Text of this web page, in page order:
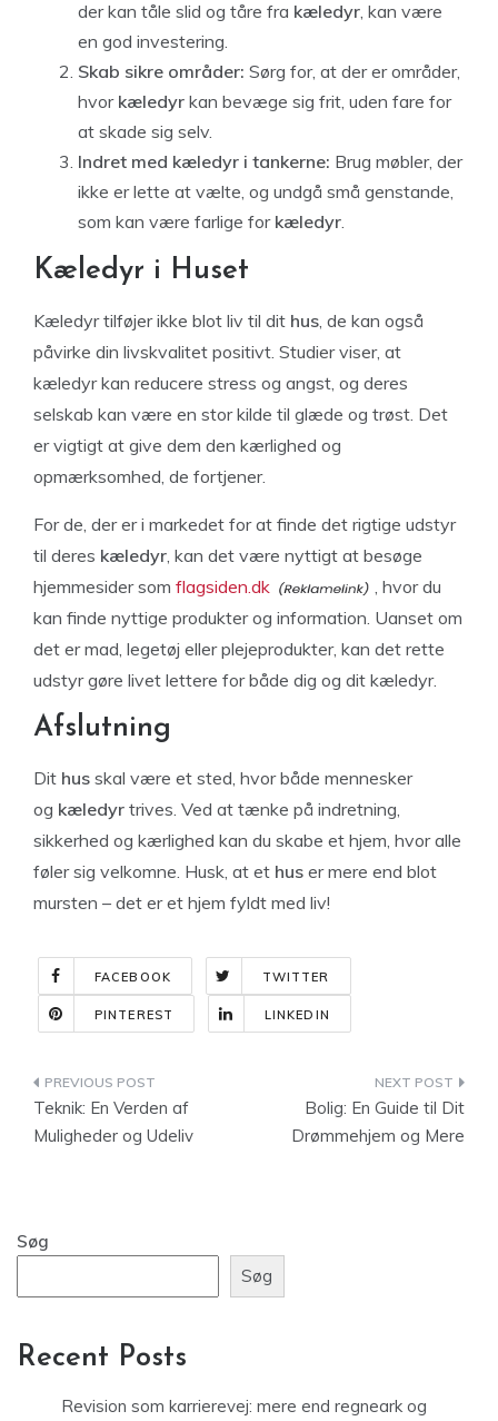
der kan tåle slid og tåre fra kæledyr , kan være
en god investering.
Skab sikre områder: Sørg for, at der er områder,
hvor kæledyr kan bevæge sig frit, uden fare for
at skade sig selv.
Indret med kæledyr i tankerne: Brug møbler, der
ikke er lette at vælte, og undgå små genstande,
som kan være farlige for kæledyr
Kæledyr i Huset
Kæledyr tilføjer ikke blot liv til dit hus , de kan også
påvirke din livskvalitet positivt. Studier viser, at
kæledyr kan reducere stress og angst, og deres
selskab kan være en stor kilde til glæde og trøst. Det
er vigtigt at give dem den kærlighed og
opmærksomhed, de fortjener.
For de, der er i markedet for at finde det rigtige udstyr
til deres kæledyr , kan det være nyttigt at besøge
hjemmesider som flagsiden.dk
, hvor du
kan finde nyttige produkter og information. Uanset om
det er mad, legetøj eller plejeprodukter, kan det rette
udstyr gøre livet lettere for både dig og dit kæledyr.
Afslutning
Dit hus skal være et sted, hvor både mennesker
og kæledyr trives. Ved at tænke på indretning,
sikkerhed og kærlighed kan du skabe et hjem, hvor alle
føler sig velkomne. Husk, at et hus er mere end blot
mursten – det er et hjem fyldt med liv!
FACEBOOK TWITTER
PINTEREST LINKEDIN
Indlægsnavigation
Teknik: En Verden af
Muligheder og Udeliv
Bolig: En Guide til Dit
Drømmehjem og Mere
Søg
Søg
Recent Posts
Revision som karrierevej: mere end regneark og